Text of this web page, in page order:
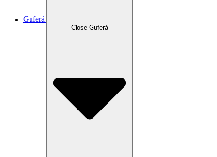
Guferá
Close Guferá